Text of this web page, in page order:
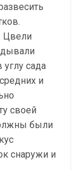
Цвели
углу сада
и
своей
были
снаружи и